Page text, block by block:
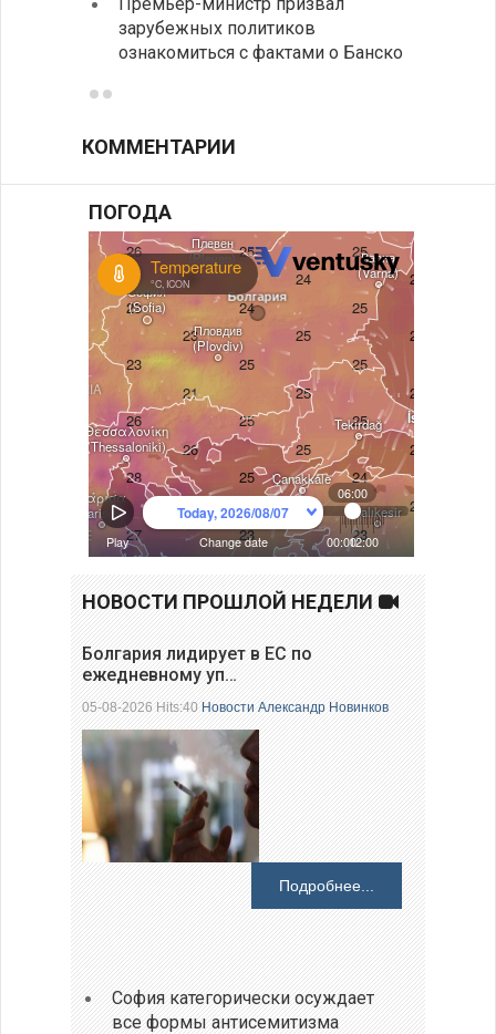
Премьер-министр призвал
зарубежных политиков
ознакомиться с фактами о Банско
КОММЕНТАРИИ
ПОГОДА
НОВОСТИ ПРОШЛОЙ НЕДЕЛИ
Болгария лидирует в ЕС по
ежедневному уп…
05-08-2026 Hits:40Новости Александр Новинков
Подробнее...
София категорически осуждает
все формы антисемитизма